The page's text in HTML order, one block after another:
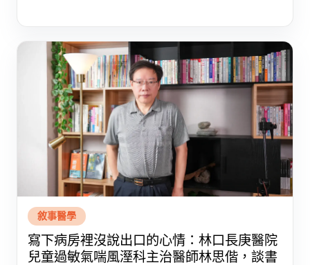
敘事醫學
寫下病房裡沒說出口的心情：林口長庚醫院
兒童過敏氣喘風溼科主治醫師林思偕，談書